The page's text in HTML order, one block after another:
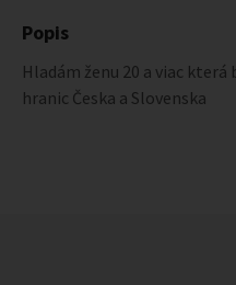
Popis
Hladám ženu 20 a viac
hranic Česka a Slovenska